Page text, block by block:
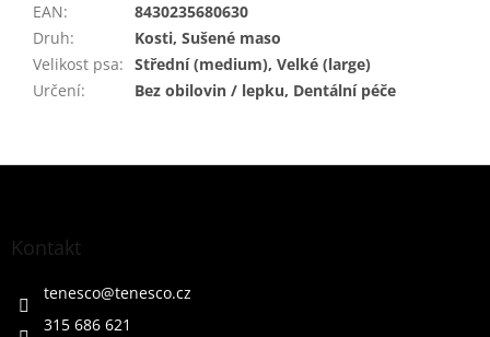
EAN:
8430235680630
Druh:
Kosti, Sušené maso
Velikost psa: Střední (medium), Velké (large)
Určení: Bez obilovin / lepku, Dentální péče
Z
Kontakt
tenesco@tenesco.cz
315 686 621